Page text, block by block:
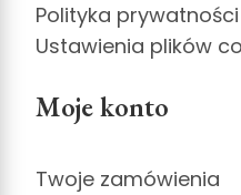
Polityka prywatności
Ustawienia plików
Moje konto
Twoje zamówienia